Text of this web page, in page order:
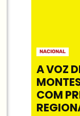
NACIONAL
A VOZ
COM